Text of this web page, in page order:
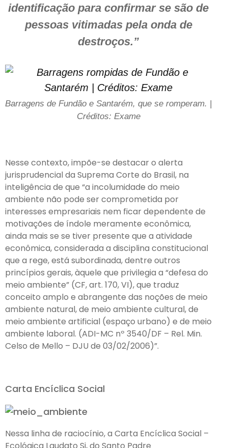
identificação para confirmar se são de
pessoas vitimadas pela onda de
destroços.”
Barragens de Fundão e Santarém, que se romperam. |
Créditos: Exame
Nesse contexto, impõe-se destacar o alerta
jurisprudencial da Suprema Corte do Brasil, na
inteligência de que “a incolumidade do meio
ambiente não pode ser comprometida por
interesses empresariais nem ficar dependente de
motivações de índole meramente econômica,
ainda mais se se tiver presente que a atividade
econômica, considerada a disciplina constitucional
que a rege, está subordinada, dentre outros
princípios gerais, àquele que privilegia a “defesa do
meio ambiente” (CF, art. 170, VI), que traduz
conceito amplo e abrangente das noções de meio
ambiente natural, de meio ambiente cultural, de
meio ambiente artificial (espaço urbano) e de meio
ambiente laboral. (ADI-MC nº 3540/DF – Rel. Min.
Celso de Mello – DJU de 03/02/2006)”.
Carta Encíclica Social
Nessa linha de raciocínio, a Carta Encíclica Social –